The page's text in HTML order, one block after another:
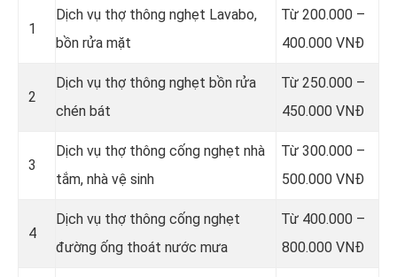
1
Dịch vụ thợ thông nghẹt Lavabo,
bồn rửa mặt
Từ 200.000 –
400.000 VNĐ
2
Dịch vụ thợ thông nghẹt bồn rửa
chén bát
Từ 250.000 –
450.000 VNĐ
3
Dịch vụ thợ thông cống nghẹt nhà
tắm, nhà vệ sinh
Từ 300.000 –
500.000 VNĐ
4
Dịch vụ thợ thông cống nghẹt
đường ống thoát nước mưa
Từ 400.000 –
800.000 VNĐ